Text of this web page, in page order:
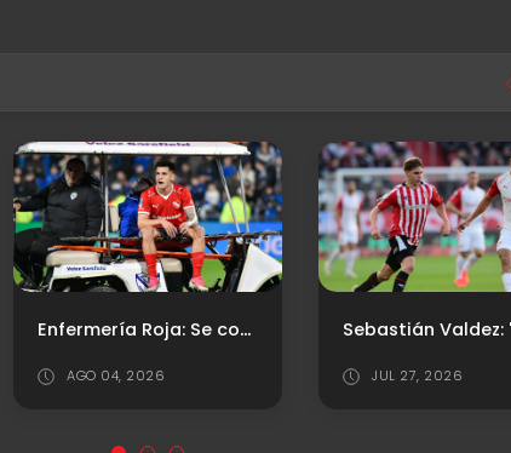
Sebastián Valdez: "Era importante dar este primer paso"
JUL 27, 2026 JUL 26, 2026